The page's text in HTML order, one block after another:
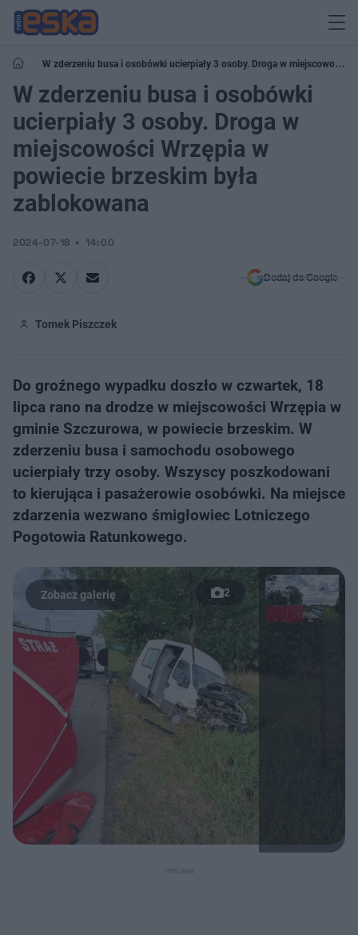
W zderzeniu busa i osobówki ucierpiały 3 osoby. Droga w miejscowości
Wrzępia w powiecie brzeskim była zablokowana
W zderzeniu busa i osobówki
ucierpiały 3 osoby. Droga w
miejscowości Wrzępia w
powiecie brzeskim była
zablokowana
2024-07-18 14:00
Dodaj do Google
Tomek Piszczek
Do groźnego wypadku doszło w czwartek, 18
lipca rano na drodze w miejscowości Wrzępia w
gminie Szczurowa, w powiecie brzeskim. W
zderzeniu busa i samochodu osobowego
ucierpiały trzy osoby. Wszyscy poszkodowani
to kierująca i pasażerowie osobówki. Na miejsce
zdarzenia wezwano śmigłowiec Lotniczego
Pogotowia Ratunkowego.
2